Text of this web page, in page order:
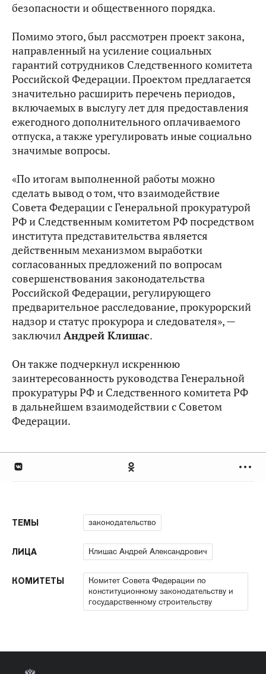
безопасности и общественного порядка.
Помимо этого, был рассмотрен проект закона,
направленный на усиление социальных
гарантий сотрудников Следственного комитета
Российской Федерации. Проектом предлагается
значительно расширить перечень периодов,
включаемых в выслугу лет для предоставления
ежегодного дополнительного оплачиваемого
отпуска, а также урегулировать иные социально
значимые вопросы.
«По итогам выполненной работы можно
сделать вывод о том, что взаимодействие
Совета Федерации с Генеральной прокуратурой
РФ и Следственным комитетом РФ посредством
института представительства является
действенным механизмом выработки
согласованных предложений по вопросам
совершенствования законодательства
Российской Федерации, регулирующего
предварительное расследование, прокурорский
надзор и статус прокурора и следователя», —
заключил Андрей Клишас.
Он также подчеркнул искреннюю
заинтересованность руководства Генеральной
прокуратуры РФи Следственного комитетаРФ
в дальнейшем взаимодействии с Советом
Федерации.
ТЕМЫ законодательство
ЛИЦА Клишас Андрей Александрович
КОМИТЕТЫ
Комитет Совета Федерации по
конституционному законодательству и
государственному строительству